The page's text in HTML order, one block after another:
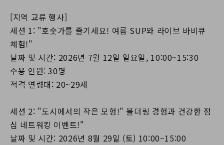
[지역 교류 행사]
세션 1: "호숫가를 즐기세요! 여름 SUP와 라이브 바비큐
체험!"
날짜 및 시간: 2026년 7월 12일 일요일, 10:00–15:30
수용 인원: 30명
적격 연령대: 20~29세
세션 2: "도시에서의 작은 모험!" 볼더링 경험과 건강한 점
심 네트워킹 이벤트!"
날짜 및 시간: 2026년 8월 29일 (토) 10:00–15:00